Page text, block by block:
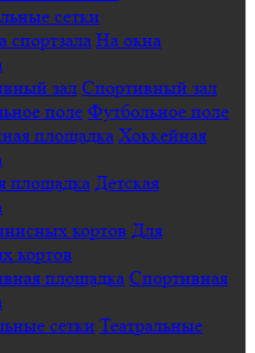
сетки
На окна
Спортивный зал
Футбольное поле
Хоккейная
Детская
Для
кортов
Спортивная
Театральные